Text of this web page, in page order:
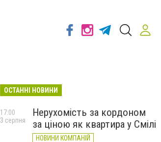
ОСТАННІ НОВИНИ
Нерухомість за кордоном
за ціною як квартира у Смілі
НОВИНИ КОМПАНІЙ
17:00
3 серпня